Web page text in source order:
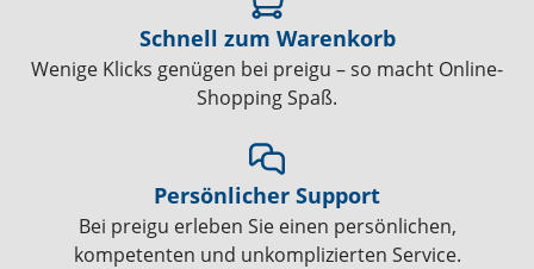
Schnell zum Warenkorb
Wenige Klicks genügen bei preigu – so macht Online-
Shopping Spaß.
Persönlicher Support
Bei preigu erleben Sie einen persönlichen,
kompetenten und unkomplizierten Service.